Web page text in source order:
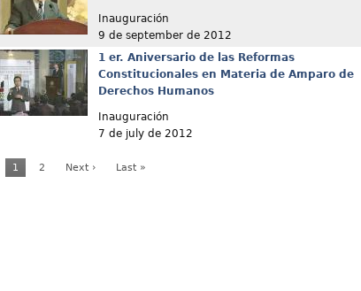
Inauguración
9 de september de 2012
1 er. Aniversario de las Reformas
Constitucionales en Materia de Amparo de
Derechos Humanos
Inauguración
7 de july de 2012
1 2 Next › Last »